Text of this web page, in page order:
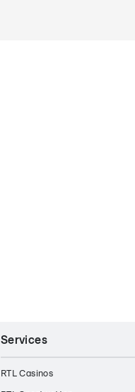
Services
RTL Casinos